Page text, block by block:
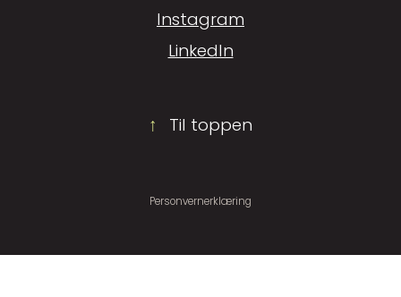
Instagram
LinkedIn
↑ Til toppen
Personvernerklæring